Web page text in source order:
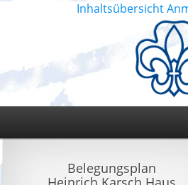
Inhaltsübersicht
Belegungsplan